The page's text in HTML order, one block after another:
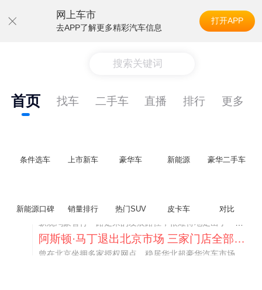
网上车市
去APP了解更多精彩汽车信息
打开APP
搜索关键词
首页 找车 二手车 直播 排行 更多
条件选车 上市新车 豪华车 新能源 豪华二手车
新能源口碑 销量排行 热门SUV 皮卡车 对比
阿斯顿·马丁退出北京市场 三家门店全部关闭